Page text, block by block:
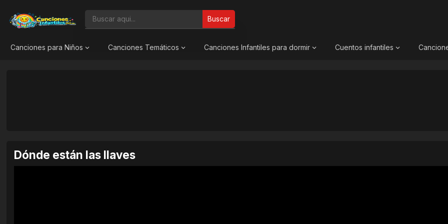
Buscar
Canciones para Niños Canciones Temáticos Canciones Infantiles para dormir Cuentos infantiles
Dónde están las llaves